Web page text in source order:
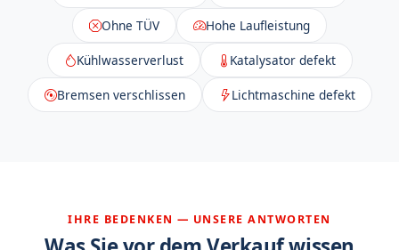
Ohne TÜV Hohe Laufleistung
Kühlwasserverlust Katalysator defekt
Bremsen verschlissen Lichtmaschine defekt
IHRE BEDENKEN — UNSERE ANTWORTEN